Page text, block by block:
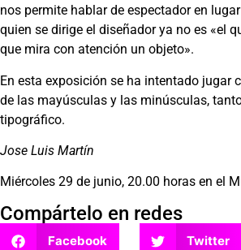
nos permite hablar de espectador en
quien se dirige el diseñador ya no es «el
que mira con atención un objeto».
En esta exposición se ha intentado jugar
de las mayúsculas y las minúsculas,
tipográfico.
Jose Luis Martín
Miércoles 29 de junio, 20.00 horas en el
Compártelo en redes
Facebook Twitter